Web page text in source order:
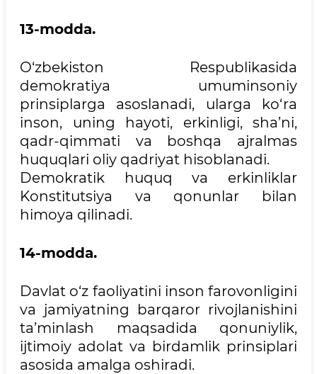
13-modda.
O‘zbekiston Respublikasida
demokratiya umuminsoniy
prinsiplarga asoslanadi, ularga ko‘ra
inson, uning hayoti, erkinligi, sha’ni,
qadr-qimmati va boshqa ajralmas
huquqlari oliy qadriyat hisoblanadi.
Demokratik huquq va erkinliklar
Konstitutsiya va qonunlar bilan
himoya qilinadi.
14-modda.
Davlat o‘z faoliyatini inson farovonligini
va jamiyatning barqaror rivojlanishini
ta’minlash maqsadida qonuniylik,
ijtimoiy adolat va birdamlik prinsiplari
asosida amalga oshiradi.